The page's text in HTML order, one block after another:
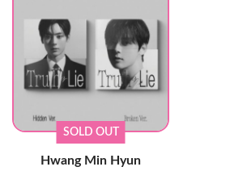
SOLD OUT
Hwang Min Hyun